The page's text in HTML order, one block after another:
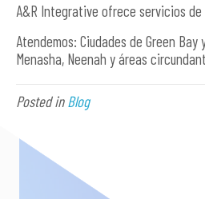
A&R Integrative ofrece servicios
Atendemos: Ciudades de Green
Menasha, Neenah y áreas
Posted inBlog